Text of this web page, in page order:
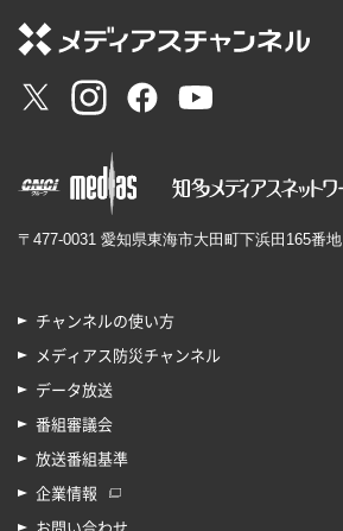
〒477-0031 愛知県東海市大田町下浜田165番地
チャンネルの使い方
メディアス防災チャンネル
データ放送
番組審議会
放送番組基準
企業情報
お問い合わせ